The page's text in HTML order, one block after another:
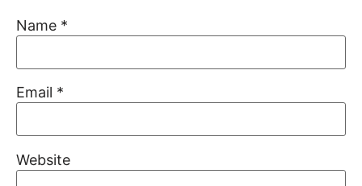
Name *
Email *
Website